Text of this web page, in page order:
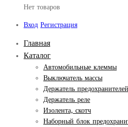
Нет товаров
Вход Регистрация
Главная
Каталог
Автомобильные клеммы
Выключатель массы
Держатель предохранителей
Держатель реле
Изолента, скотч
Наборный блок